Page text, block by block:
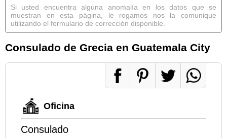
Si usted encuentra alguna anomalía en los datos que se
muestran en esta página, le rogamos nos la comunique
utilizando el formulario de corrección disponible.
Consulado de Grecia en Guatemala City
Oficina
Consulado